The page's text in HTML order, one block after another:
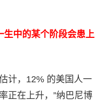
生中的某个阶段会患上
计，12% 的美国人一
正在上升，”纳巴尼博